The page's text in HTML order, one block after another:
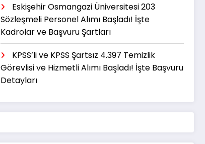
Eskişehir Osmangazi Üniversitesi 203
Sözleşmeli Personel Alımı Başladı! İşte
Kadrolar ve Başvuru Şartları
KPSS’li ve KPSS Şartsız 4.397 Temizlik
Görevlisi ve Hizmetli Alımı Başladı! İşte Başvuru
Detayları